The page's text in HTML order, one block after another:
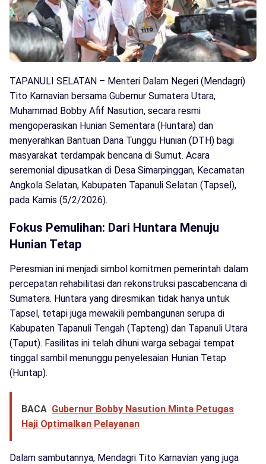
TAPANULI SELATAN – Menteri Dalam Negeri (Mendagri)
Tito Karnavian bersama Gubernur Sumatera Utara,
Muhammad Bobby Afif Nasution, secara resmi
mengoperasikan Hunian Sementara (Huntara) dan
menyerahkan Bantuan Dana Tunggu Hunian (DTH) bagi
masyarakat terdampak bencana di Sumut. Acara
seremonial dipusatkan di Desa Simarpinggan, Kecamatan
Angkola Selatan, Kabupaten Tapanuli Selatan (Tapsel),
pada Kamis (5/2/2026).
Fokus Pemulihan: Dari Huntara Menuju
Hunian Tetap
Peresmian ini menjadi simbol komitmen pemerintah dalam
percepatan rehabilitasi dan rekonstruksi pascabencana di
Sumatera. Huntara yang diresmikan tidak hanya untuk
Tapsel, tetapi juga mewakili pembangunan serupa di
Kabupaten Tapanuli Tengah (Tapteng) dan Tapanuli Utara
(Taput). Fasilitas ini telah dihuni warga sebagai tempat
tinggal sambil menunggu penyelesaian Hunian Tetap
(Huntap).
BACA Gubernur Bobby Nasution Minta Petugas
Haji Optimalkan Pelayanan
Dalam sambutannya, Mendagri Tito Karnavian yang juga